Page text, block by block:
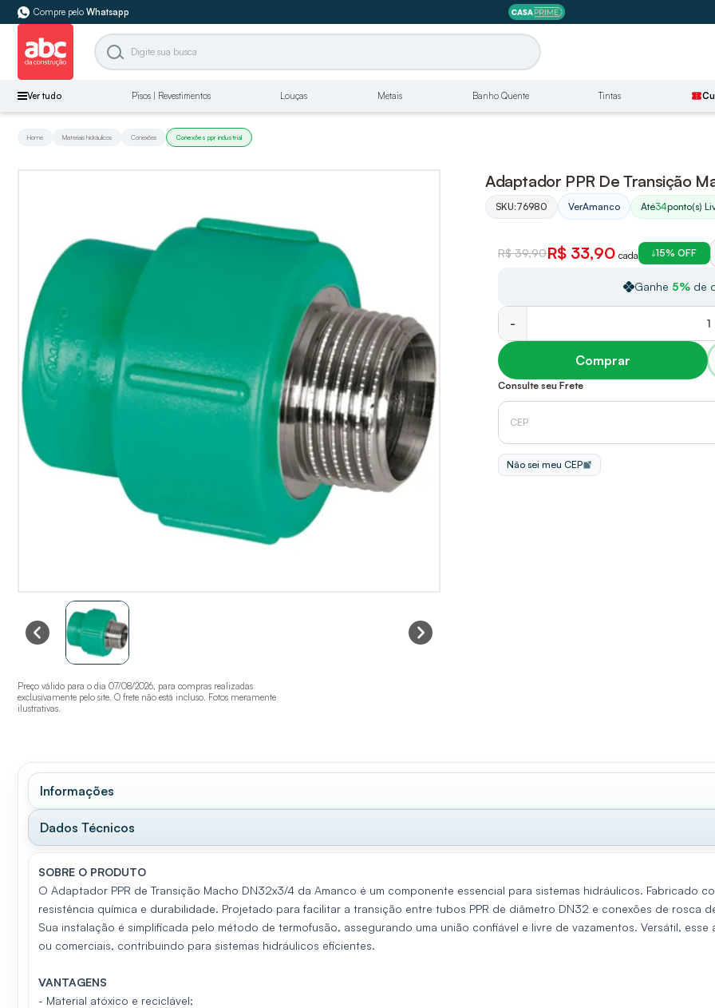
Compre pelo Whatsapp
Ver tudo Pisos | Revestimentos Louças Metais Banho Quente Tintas confirmation_number
Home Materiais hidráulicos Conexões Conexões ppr industrial
Adaptador PPR De Transição
SKU:76980 VerAmanco Até34ponto(s)
Preço válido para o dia 07/08/2026, para compras realizadas
exclusivamente pelo site. O frete não está incluso. Fotos meramente
ilustrativas.
R$ 39,90R$ 33,90 cada 15% OFF
Ganhe 5% de
-
Comprar
Consulte seu Frete
Não sei meu CEP
Informações
Dados Técnicos
SOBRE O PRODUTO
O Adaptador PPR de Transição Macho DN32x3/4 da Amanco é um componente essencial para sistemas hidráulicos. Fabricado
resistência química e durabilidade. Projetado para facilitar a transição entre tubos PPR de diâmetro DN32 e conexões de rosca
Sua instalação é simplificada pelo método de termofusão, assegurando uma união confiável e livre de vazamentos. Versátil,
ou comerciais, contribuindo para sistemas hidráulicos eficientes.
VANTAGENS
- Material atóxico e reciclável;